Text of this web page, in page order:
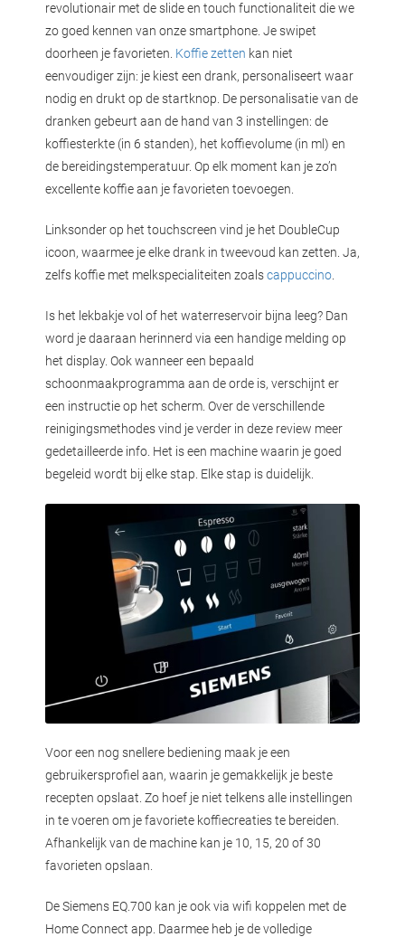
revolutionair met de slide en touch functionaliteit die we
zo goed kennen van onze smartphone. Je swipet
doorheen je favorieten. Koffie zetten kan niet
eenvoudiger zijn: je kiest een drank, personaliseert waar
nodig en drukt op de startknop. De personalisatie van de
dranken gebeurt aan de hand van 3 instellingen: de
koffiesterkte (in 6 standen), het koffievolume (in ml) en
de bereidingstemperatuur. Op elk moment kan je zo’n
excellente koffie aan je favorieten toevoegen.
Linksonder op het touchscreen vind je het DoubleCup
icoon, waarmee je elke drank in tweevoud kan zetten. Ja,
zelfs koffie met melkspecialiteiten zoalscappuccino.
Is het lekbakje vol of het waterreservoir bijna leeg? Dan
word je daaraan herinnerd via een handige melding op
het display. Ook wanneer een bepaald
schoonmaakprogramma aan de orde is, verschijnt er
een instructie op het scherm. Over de verschillende
reinigingsmethodes vind je verder in deze review meer
gedetailleerde info. Het is een machine waarin je goed
begeleid wordt bij elke stap. Elke stap is duidelijk.
Voor een nog snellere bediening maak je een
gebruikersprofiel aan, waarin je gemakkelijk je beste
recepten opslaat. Zo hoef je niet telkens alle instellingen
in te voeren om je favoriete koffiecreaties te bereiden.
Afhankelijk van de machine kan je 10, 15, 20 of 30
favorieten opslaan.
De Siemens EQ.700 kan je ook via wifi koppelen met de
Home Connect app. Daarmee heb je de volledige